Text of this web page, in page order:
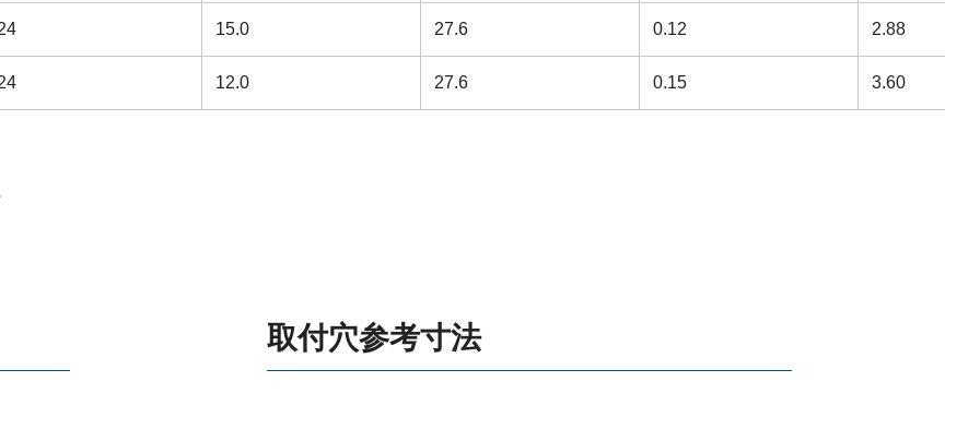
15.0 27.6 0.12 2.88
12.0 27.6 0.15 3.60
取付穴参考寸法